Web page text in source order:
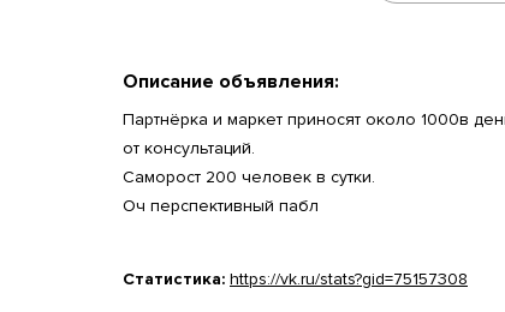
Описание объявления:
Партнёрка и маркет приносят около 1000в
от консультаций.
Саморост 200 человек в сутки.
Оч перспективный пабл
Статистика: https://vk.ru/stats?gid=75157308